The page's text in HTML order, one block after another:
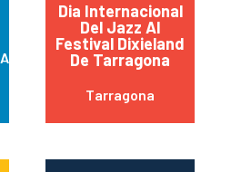
Alfafar
Dia Internacional
Del Jazz Al
Festival Dixieland
De Tarragona
Tarragona